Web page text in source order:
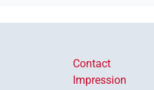
Contact
Impression